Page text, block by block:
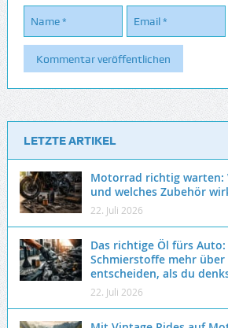
LETZTE ARTIKEL
Motorrad richtig warten:
und welches Zubehör
22. Juli 2026
Das richtige Öl fürs
Schmierstoffe mehr über
entscheiden, als du
22. Juli 2026